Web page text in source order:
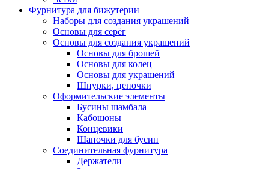
Фурнитура для бижутерии
Наборы для создания украшений
Основы для серёг
Основы для создания украшений
Основы для брошей
Основы для колец
Основы для украшений
Шнурки, цепочки
Оформительские элементы
Бусины шамбала
Кабошоны
Концевики
Шапочки для бусин
Соединительная фурнитура
Держатели